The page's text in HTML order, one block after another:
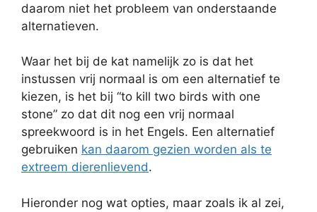
daarom niet het probleem van onderstaande
alternatieven.
Waar het bij de kat namelijk zo is dat het
instussen vrij normaal is om een alternatief te
kiezen, is het bij “to kill two birds with one
stone” zo dat dit nog een vrij normaal
spreekwoord is in het Engels. Een alternatief
gebruiken kan daarom gezien worden als te
extreem dierenlievend.
Hieronder nog wat opties, maar zoals ik al zei,